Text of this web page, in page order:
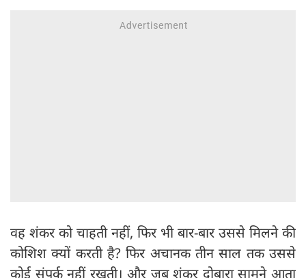
वह शंकर को चाहती नहीं, फिर भी बार-बार उससे मिलने की
कोशिश क्यों करती है? फिर अचानक तीन साल तक उससे
कोई संपर्क नहीं रखती। और जब शंकर दोबारा सामने आता